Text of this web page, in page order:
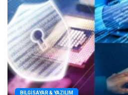
BILGISAYAR & YAZILIM